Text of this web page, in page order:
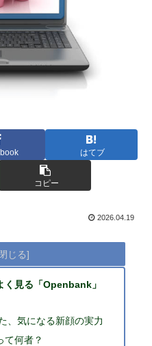
はてブ
コピー
2026.04.19
見る「Openbank」
、気になる新顔の実力
て何者？